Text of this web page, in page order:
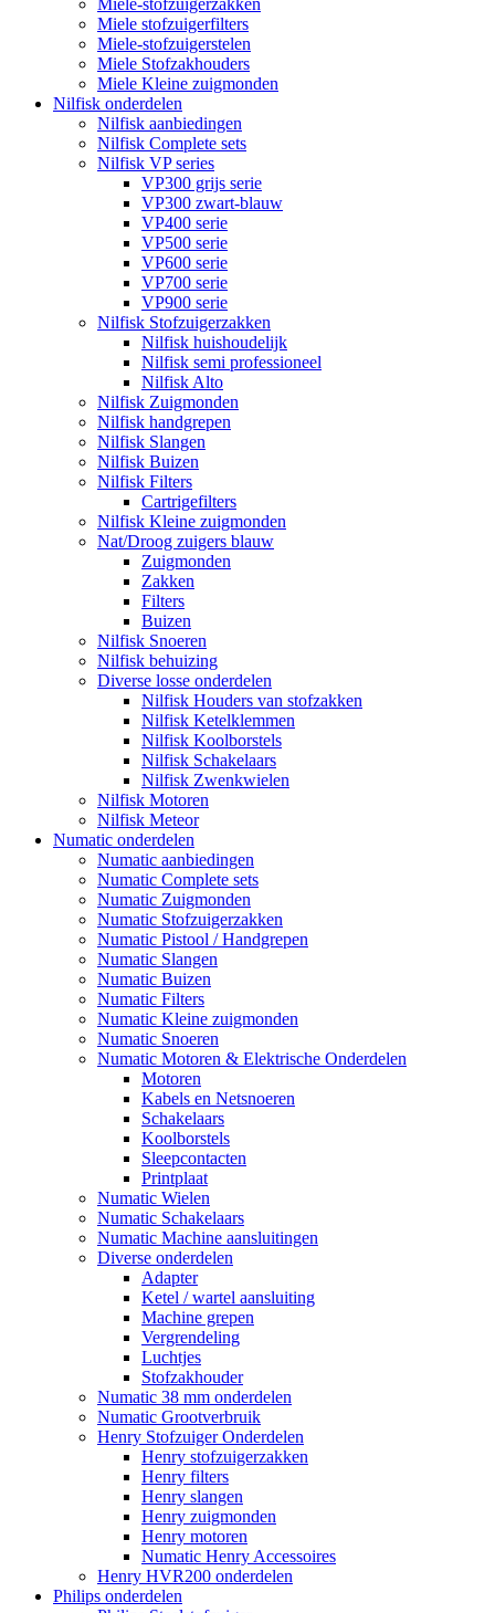
Miele-stofzuigerzakken
Miele stofzuigerfilters
Miele-stofzuigerstelen
Miele Stofzakhouders
Miele Kleine zuigmonden
Nilfisk onderdelen
Nilfisk aanbiedingen
Nilfisk Complete sets
Nilfisk VP series
VP300 grijs serie
VP300 zwart-blauw
VP400 serie
VP500 serie
VP600 serie
VP700 serie
VP900 serie
Nilfisk Stofzuigerzakken
Nilfisk huishoudelijk
Nilfisk semi professioneel
Nilfisk Alto
Nilfisk Zuigmonden
Nilfisk handgrepen
Nilfisk Slangen
Nilfisk Buizen
Nilfisk Filters
​Cartrigefilters
Nilfisk Kleine zuigmonden
Nat/Droog zuigers blauw
Zuigmonden
Zakken
Filters
Buizen
Nilfisk Snoeren
Nilfisk behuizing
Diverse losse onderdelen
Nilfisk Houders van stofzakken
Nilfisk Ketelklemmen
Nilfisk Koolborstels
Nilfisk Schakelaars
Nilfisk Zwenkwielen
Nilfisk Motoren
Nilfisk Meteor
Numatic onderdelen
Numatic aanbiedingen
Numatic Complete sets
Numatic Zuigmonden
Numatic Stofzuigerzakken
Numatic Pistool / Handgrepen
Numatic Slangen
Numatic Buizen
Numatic Filters
Numatic Kleine zuigmonden
Numatic Snoeren
Numatic Motoren & Elektrische Onderdelen
Motoren
Kabels en Netsnoeren
Schakelaars
Koolborstels
Sleepcontacten
Printplaat
Numatic Wielen
Numatic Schakelaars
Numatic Machine aansluitingen
Diverse onderdelen
Adapter
Ketel / wartel aansluiting
Machine grepen
Vergrendeling
Luchtjes
Stofzakhouder
Numatic 38 mm onderdelen
Numatic Grootverbruik
Henry Stofzuiger Onderdelen
Henry stofzuigerzakken
Henry filters
Henry slangen
Henry zuigmonden
Henry motoren
Numatic Henry Accessoires
Henry HVR200 onderdelen
Philips onderdelen